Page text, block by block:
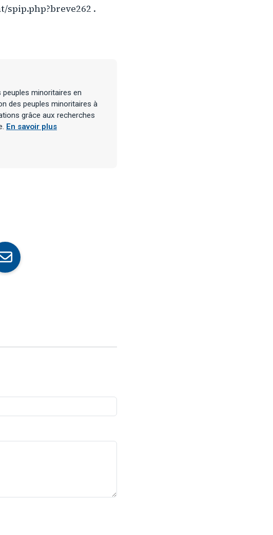
spip.php?breve262 .
minoritaires en
des peuples minoritaires à
grâce aux recherches
En savoir plus